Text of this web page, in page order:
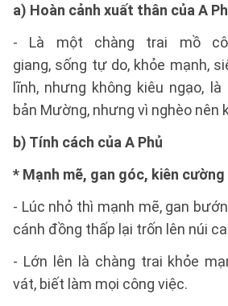
a) Hoàn cảnh xuất thân của A
- Là một chàng trai mồ
giang, sống tự do, khỏe mạnh,
lĩnh, nhưng không kiêu ngạo,
bản Mường, nhưng vì nghèo nên
b) Tính cách của A Phủ
* Mạnh mẽ, gan góc, kiên cường
- Lúc nhỏ thì mạnh mẽ, gan
cánh đồng thấp lại trốn lên núi
- Lớn lên là chàng trai khỏe
vát, biết làm mọi công việc.